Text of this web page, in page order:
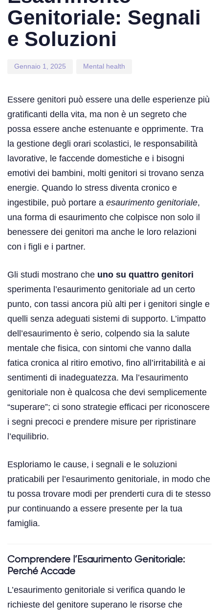
Genitoriale: Segnali
e Soluzioni
Gennaio 1, 2025 Mental health
Essere genitori può essere una delle esperienze più
gratificanti della vita, ma non è un segreto che
possa essere anche estenuante e opprimente. Tra
la gestione degli orari scolastici, le responsabilità
lavorative, le faccende domestiche e i bisogni
emotivi dei bambini, molti genitori si trovano senza
energie. Quando lo stress diventa cronico e
ingestibile, può portare a esaurimento genitoriale,
una forma di esaurimento che colpisce non solo il
benessere dei genitori ma anche le loro relazioni
con i figli e i partner.
Gli studi mostrano che uno su quattro genitori
sperimenta l’esaurimento genitoriale ad un certo
punto, con tassi ancora più alti per i genitori single e
quelli senza adeguati sistemi di supporto. L’impatto
dell’esaurimento è serio, colpendo sia la salute
mentale che fisica, con sintomi che vanno dalla
fatica cronica al ritiro emotivo, fino all’irritabilità e ai
sentimenti di inadeguatezza. Ma l’esaurimento
genitoriale non è qualcosa che devi semplicemente
“superare”; ci sono strategie efficaci per riconoscere
i segni precoci e prendere misure per ripristinare
l’equilibrio.
Esploriamo le cause, i segnali e le soluzioni
praticabili per l’esaurimento genitoriale, in modo che
tu possa trovare modi per prenderti cura di te stesso
pur continuando a essere presente per la tua
famiglia.
Comprendere l’Esaurimento Genitoriale:
Perché Accade
L’esaurimento genitoriale si verifica quando le
richieste del genitore superano le risorse che